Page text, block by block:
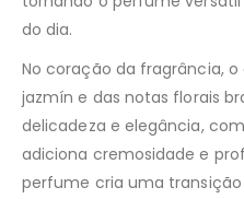
do dia.
No coração da fragrância,
jazmín e das notas florais
delicadeza e elegância,
adiciona cremosidade e
perfume cria uma